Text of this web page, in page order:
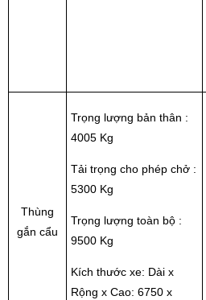
Thùng
gắn cẩu
Trọng lượng bản thân :
4005 Kg
Tải trọng cho phép chở :
5300 Kg
Trọng lượng toàn bộ :
9500 Kg
Kích thước xe: Dài x
Rộng x Cao: 6750 x